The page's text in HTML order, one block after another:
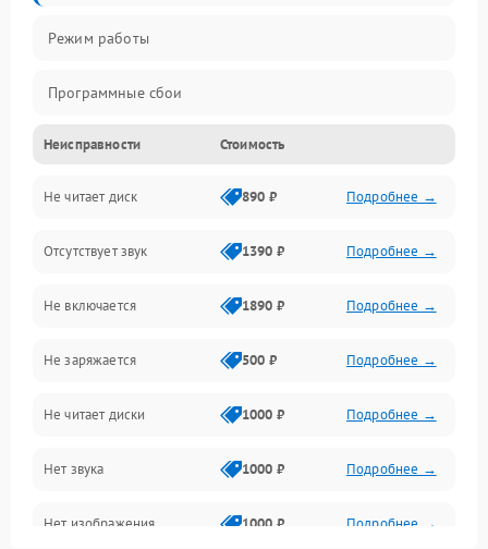
Режим работы
Программные сбои
Видео и HDMI
Звук и аудиовыходы
Диски и привод
Сеть и онлайн
Геймпады и аксессуары
Разъёмы и корпус
Питание и электрика
Перегрев и охлаждение
Неисправности Стоимость
Не читает диск 890 ₽ Подробнее →
Отсутствует звук 1390 ₽ Подробнее →
Не включается 1890 ₽ Подробнее →
Не заряжается 500 ₽ Подробнее →
Не читает диски 1000 ₽ Подробнее →
Нет звука 1000 ₽ Подробнее →
Нет изображения 1000 ₽ Подробнее →